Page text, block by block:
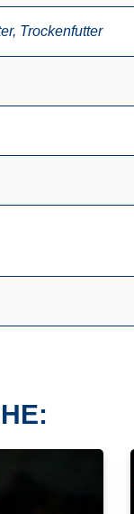
, Trockenfutter